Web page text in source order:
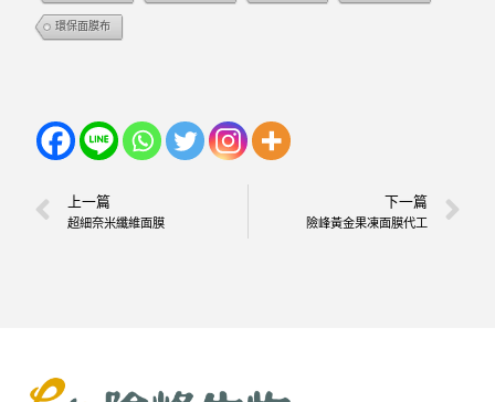
環保面膜布
上一篇
超細奈米纖維面膜
下一篇
險峰黃金果凍面膜代工